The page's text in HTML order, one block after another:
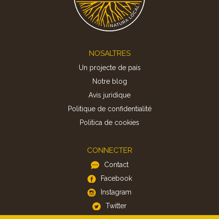
NOSALTRES
Un projecte de país
Notre blog
Avis juridique
Politique de confidentialité
Politica de cookies
CONNECTER
Contact
Facebook
Instagram
Twitter